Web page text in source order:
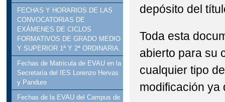
FECHAS Y HORARIOS DE LAS
CONVOCATORIAS DE
EXÁMENES DE CICLOS
FORMATIVOS DE GRADO MEDIO
Y SUPERIOR 1ª Y 2ª ORDINARIA.
Fechas de Matricula de EVAU en la
Secretaría del IES Lorenzo Hervas
y Panduro
Fechas de la EVAU del Campus de
depósito del
Toda esta
abierto para su
cualquier tipo
modificación ya